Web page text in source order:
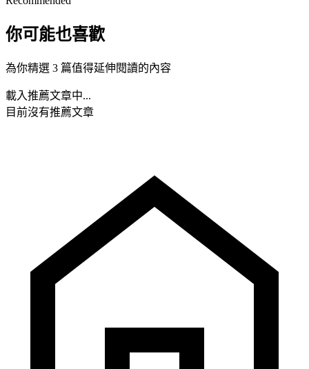
你可能也喜歡
為你精選 3 篇值得延伸閱讀的內容
載入推薦文章中...
目前沒有推薦文章